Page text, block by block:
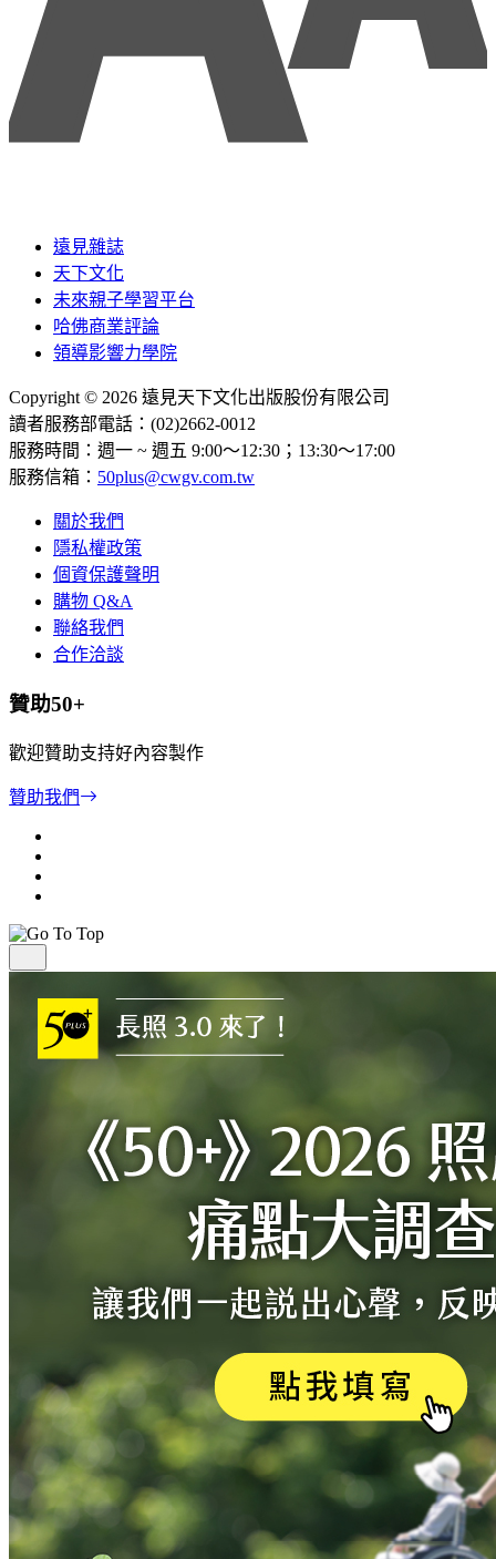
遠見雜誌
天下文化
未來親子學習平台
哈佛商業評論
領導影響力學院
Copyright © 2026 遠見天下文化出版股份有限公司
讀者服務部電話：(02)2662-0012
服務時間：週一 ~ 週五 9:00～12:30；13:30～17:00
服務信箱： 50plus@cwgv.com.tw
關於我們
隱私權政策
個資保護聲明
購物 Q&A
聯絡我們
合作洽談
贊助50+
歡迎贊助支持好內容製作
贊助我們